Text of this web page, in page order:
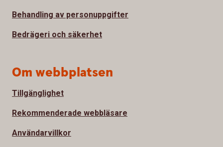
Behandling av personuppgifter
Bedrägeri och säkerhet
Om webbplatsen
Tillgänglighet
Rekommenderade webbläsare
Användarvillkor